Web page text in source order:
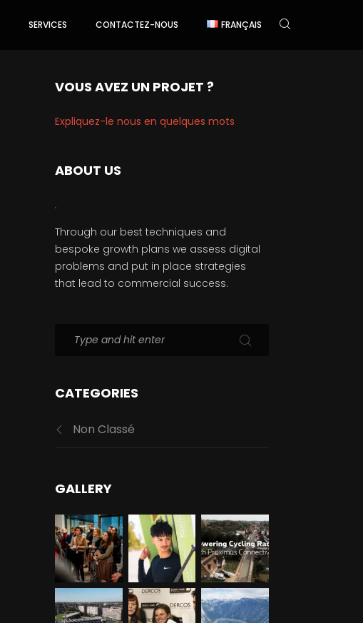
SERVICES CONTACTEZ-NOUS FRANÇAIS
VOUS AVEZ UN PROJET ?
Expliquez-le nous en quelques mots
ABOUT US
Through our best techniques and
bespoke growth plans we assess digital
problems and put in place strategies
that lead to commercial success.
CATEGORIES
Non Classé
GALLERY